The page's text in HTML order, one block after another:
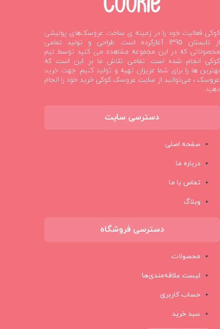
کوکی فعالیت خود را در زمینه ی ساخت عروسک‌های پولیشی
از تابستان 1395 آغازکرده است. طراحی و تولید تمامی
محصولاتی که در این مجموعه مشاهده می کنید توسط تیم
کوکی انجام شده است. تمامی تلاش ما بر این است که
بهترین ها را برای شما عزیزان تهیه و تولید کنیم. جهت خرید
عروسک ، می‌توانید از سایت عروسک کوکی خرید خود را انجام
دهید.
دسترسی سایت
صفحه اصلی
درباره ما
تماس با ما
وبلاگ
دسترسی فروشگاه
محصولات
لیست علاقه‌مندی‌ها
حساب کاربری
سبد خرید